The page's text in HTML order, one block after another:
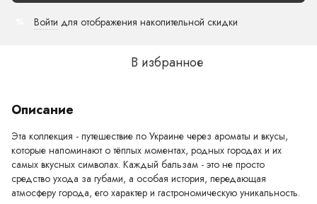
Войти для отображения накопительной скидки
В избранное
Описание
Эта коллекция - путешествие по Украине через ароматы и вкусы,
которые напоминают о тёплых моментах, родных городах и их
самых вкусных символах. Каждый бальзам - это не просто
средство ухода за губами, а особая история, передающая
атмосферу города, его характер и гастрономическую уникальность.